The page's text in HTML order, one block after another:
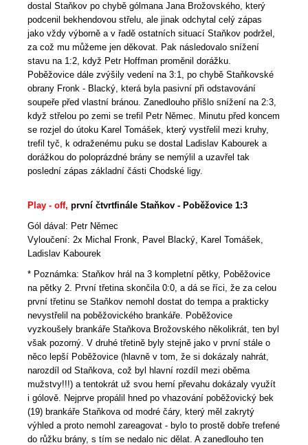
dostal Staňkov po chybě gólmana Jana Brožovského, který
podcenil bekhendovou střelu, ale jinak odchytal celý zápas
jako vždy výborně a v řadě ostatních situací Staňkov podržel,
za což mu můžeme jen děkovat. Pak následovalo snížení
stavu na 1:2, když Petr Hoffman proměnil dorážku.
Poběžovice dále zvýšily vedení na 3:1, po chybě Staňkovské
obrany Fronk - Blacký, která byla pasivní při odstavování
soupeře před vlastní bránou. Zanedlouho přišlo snížení na 2:3,
když střelou po zemi se trefil Petr Němec. Minutu před koncem
se rozjel do útoku Karel Tomášek, který vystřelil mezi kruhy,
trefil tyč, k odraženému puku se dostal Ladislav Kabourek a
dorážkou do poloprázdné brány se nemýlil a uzavřel tak
poslední zápas základní části Chodské ligy.
Play - off, první čtvrtfinále Staňkov - Poběžovice 1:3
Gól dával: Petr Němec
Vyloučení: 2x Michal Fronk, Pavel Blacký, Karel Tomášek,
Ladislav Kabourek
* Poznámka: Staňkov hrál na 3 kompletní pětky, Poběžovice
na pětky 2. První třetina skončila 0:0, a dá se říci, že za celou
první třetinu se Staňkov nemohl dostat do tempa a prakticky
nevystřelil na poběžovického brankáře. Poběžovice
vyzkoušely brankáře Staňkova Brožovského několikrát, ten byl
však pozorný. V druhé třetině byly stejně jako v první stále o
něco lepší Poběžovice (hlavně v tom, že si dokázaly nahrát,
narozdíl od Staňkova, což byl hlavní rozdíl mezi oběma
mužstvy!!!) a tentokrát už svou herní převahu dokázaly využít
i gólově. Nejprve propálil hned po vhazování poběžovický bek
(19) brankáře Staňkova od modré čáry, který měl zakrytý
výhled a proto nemohl zareagovat - bylo to prostě dobře trefené
do růžku brány, s tím se nedalo nic dělat. A zanedlouho ten